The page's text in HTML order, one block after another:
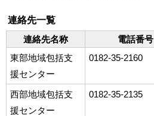
連絡先一覧
連絡先名称
電話番号
東部地域包括支
援センター
0182-35-2160
西部地域包括支
援センター
0182-35-2135